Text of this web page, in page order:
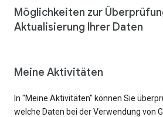
Möglichkeiten zur
Aktualisierung Ihrer Daten
Meine Aktivitäten
In "Meine Aktivitäten" können Sie
welche Daten bei der Verwendung von